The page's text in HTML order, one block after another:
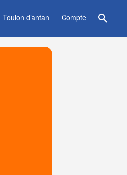
Toulon d’antan Compte